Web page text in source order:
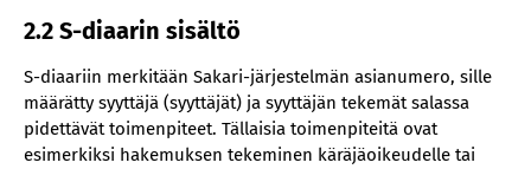
2.2 S-diaarin sisältö
S-diaariin merkitään Sakari-järjestelmän asianumero, sille
määrätty syyttäjä (syyttäjät) ja syyttäjän tekemät salassa
pidettävät toimenpiteet. Tällaisia toimenpiteitä ovat
esimerkiksi hakemuksen tekeminen käräjäoikeudelle tai